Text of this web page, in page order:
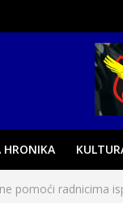
HRONIKA
pomoći radnicima